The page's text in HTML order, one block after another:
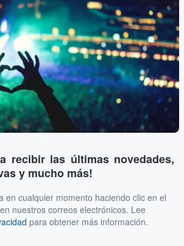
recibir las últimas novedades,
y mucho más!
en cualquier momento haciendo clic en el
nuestros correos electrónicos. Lee
para obtener más información.